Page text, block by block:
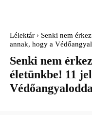
Lélektár
Senki nem
annak, hogy a
Senki nem
életünkbe! 11